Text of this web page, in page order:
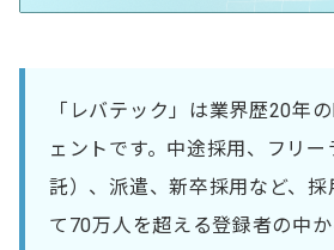
「レバテック」は業界歴20年
ェントです。中途採用、フリ
託）、派遣、新卒採用など、採
て70万人を超える登録者の中